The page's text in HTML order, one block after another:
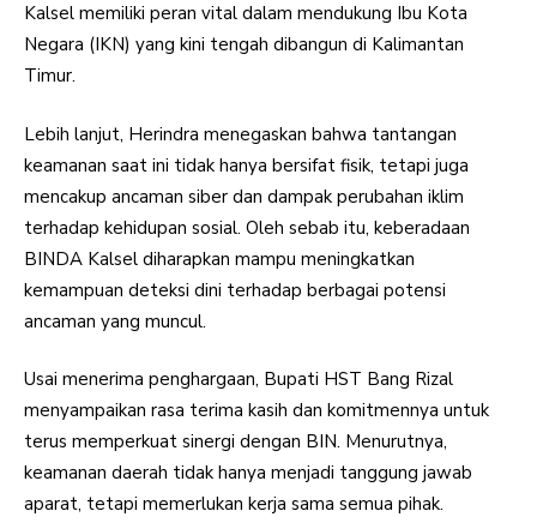
Kalsel memiliki peran vital dalam mendukung Ibu Kota
Negara (IKN) yang kini tengah dibangun di Kalimantan
Timur.
Lebih lanjut, Herindra menegaskan bahwa tantangan
keamanan saat ini tidak hanya bersifat fisik, tetapi juga
mencakup ancaman siber dan dampak perubahan iklim
terhadap kehidupan sosial. Oleh sebab itu, keberadaan
BINDA Kalsel diharapkan mampu meningkatkan
kemampuan deteksi dini terhadap berbagai potensi
ancaman yang muncul.
Usai menerima penghargaan, Bupati HST Bang Rizal
menyampaikan rasa terima kasih dan komitmennya untuk
terus memperkuat sinergi dengan BIN. Menurutnya,
keamanan daerah tidak hanya menjadi tanggung jawab
aparat, tetapi memerlukan kerja sama semua pihak.